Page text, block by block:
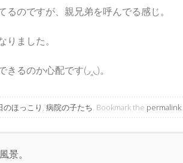
のですが、親兄弟を呼んでる感じ。
ました。
るのか心配です(◞‸◟)。
のほっこり , 病院の子たち. Bookmark the permalink.
景。